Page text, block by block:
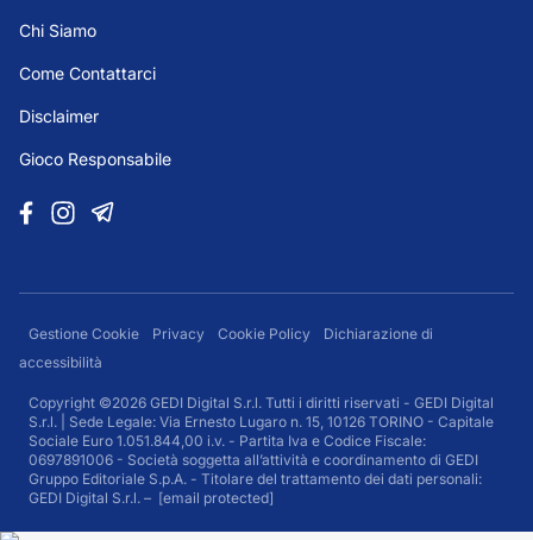
Chi Siamo
Come Contattarci
Disclaimer
Gioco Responsabile
Gestione Cookie Privacy Cookie Policy
Dichiarazione di
accessibilità
Copyright ©2026 GEDI Digital S.r.l. Tutti i diritti riservati - GEDI Digital
S.r.l. | Sede Legale: Via Ernesto Lugaro n. 15, 10126 TORINO - Capitale
Sociale Euro 1.051.844,00 i.v. - Partita Iva e Codice Fiscale:
0697891006 - Società soggetta all’attività e coordinamento di GEDI
Gruppo Editoriale S.p.A. - Titolare del trattamento dei dati personali:
GEDI Digital S.r.l. – [email protected]